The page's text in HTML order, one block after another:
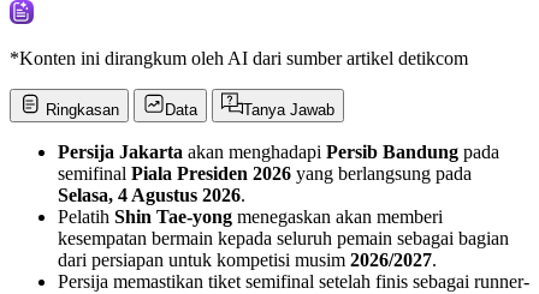
*Konten ini dirangkum oleh AI dari sumber artikel detikcom
Ringkasan Data Tanya Jawab
Persija Jakarta akan menghadapi Persib Bandung pada
semifinal Piala Presiden 2026 yang berlangsung pada
Selasa, 4 Agustus 2026.
Pelatih Shin Tae-yong menegaskan akan memberi
kesempatan bermain kepada seluruh pemain sebagai bagian
dari persiapan untuk kompetisi musim 2026/2027.
Persija memastikan tiket semifinal setelah finis sebagai runner-